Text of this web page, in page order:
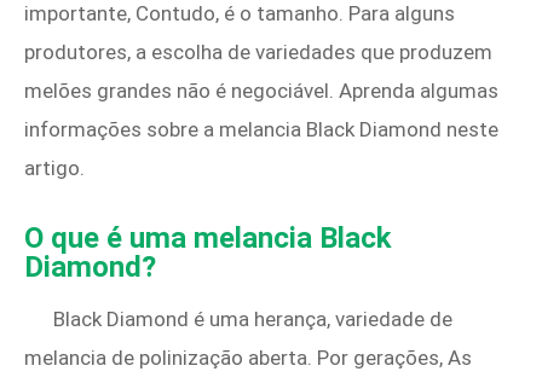
importante, Contudo, é o tamanho. Para alguns
produtores, a escolha de variedades que produzem
melões grandes não é negociável. Aprenda algumas
informações sobre a melancia Black Diamond neste
artigo.
O que é uma melancia Black
Diamond?
Black Diamond é uma herança, variedade de
melancia de polinização aberta. Por gerações, As